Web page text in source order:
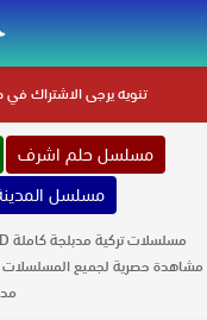
تنويهيرجى الاشتراك في
مسلسل حلم اشرف
مسلسل
مشاهدة حصرية لجميع